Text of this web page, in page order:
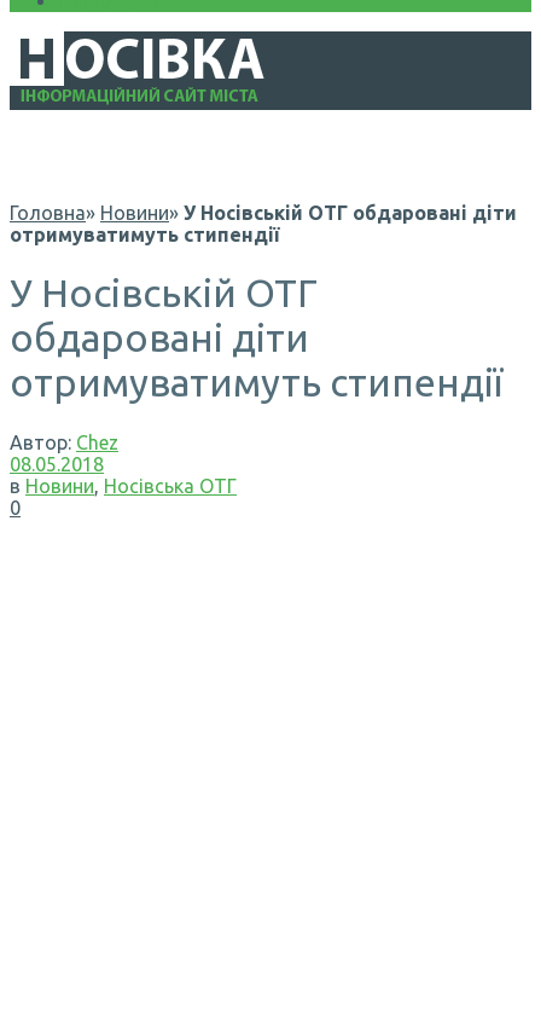
Головна» Новини» У Носівській ОТГ обдаровані діти
отримуватимуть стипендії
У Носівській ОТГ
обдаровані діти
отримуватимуть стипендії
Автор: Chez
08.05.2018
в Новини, Носівська ОТГ
0